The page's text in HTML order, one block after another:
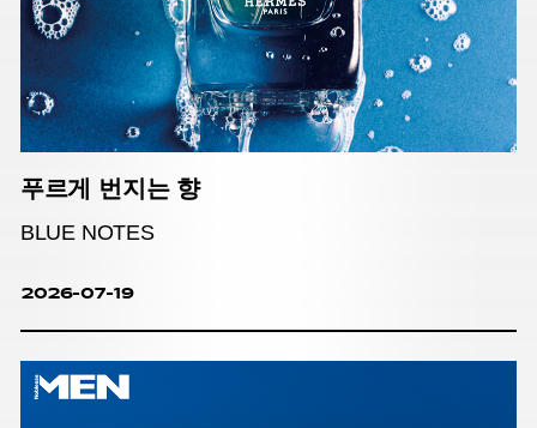
푸르게 번지는 향
BLUE NOTES
2026-07-19